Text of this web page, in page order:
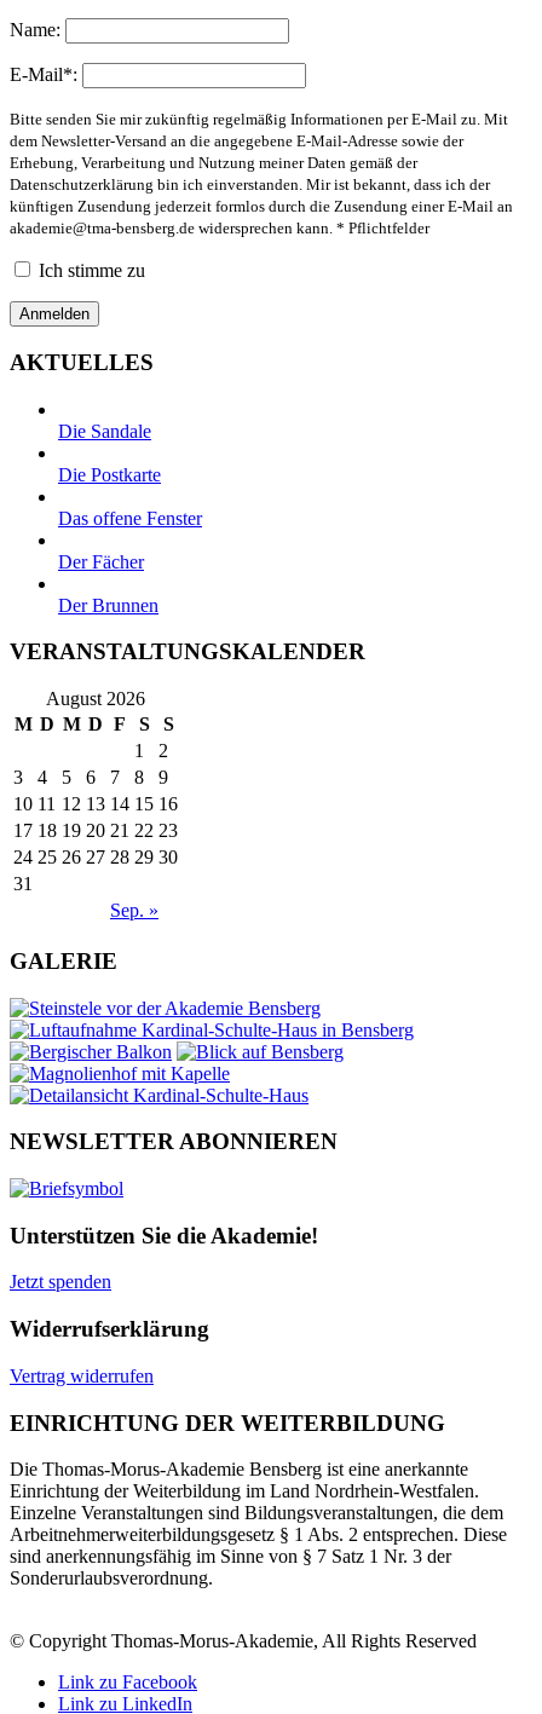
Name:
E-Mail*:
Bitte senden Sie mir zukünftig regelmäßig Informationen per E-Mail zu. Mit
dem Newsletter-Versand an die angegebene E-Mail-Adresse sowie der
Erhebung, Verarbeitung und Nutzung meiner Daten gemäß der
Datenschutzerklärung bin ich einverstanden. Mir ist bekannt, dass ich der
künftigen Zusendung jederzeit formlos durch die Zusendung einer E-Mail an
akademie@tma-bensberg.de widersprechen kann. * Pflichtfelder
Ich stimme zu
AKTUELLES
Die Sandale
Die Postkarte
Das offene Fenster
Der Fächer
Der Brunnen
VERANSTALTUNGSKALENDER
August 2026
M D M D F S S
Sep. »
1
2
3
4 5 6 7 8
9
10 11 12 13 14 15 16
17 18 19 20 21 22 23
24 25 26 27 28 29 30
31
GALERIE
NEWSLETTER ABONNIEREN
Unterstützen Sie die Akademie!
Jetzt spenden
Widerrufserklärung
Vertrag widerrufen
EINRICHTUNG DER WEITERBILDUNG
Die Thomas-Morus-Akademie Bensberg ist eine anerkannte
Einrichtung der Weiterbildung im Land Nordrhein-Westfalen.
Einzelne Veranstaltungen sind Bildungsveranstaltungen, die dem
Arbeitnehmerweiterbildungsgesetz § 1 Abs. 2 entsprechen. Diese
sind anerkennungsfähig im Sinne von § 7 Satz 1 Nr. 3 der
Sonderurlaubsverordnung.
© Copyright Thomas-Morus-Akademie, All Rights Reserved
Link zu Facebook
Link zu LinkedIn